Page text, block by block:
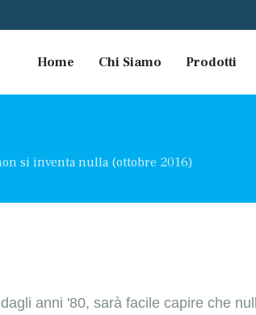
Home Chi Siamo Prodotti
si inventa nulla (ottobre 2016)
anni '80, sarà facile capire che